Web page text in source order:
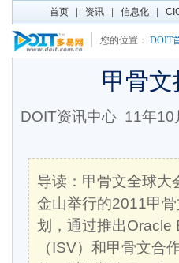
首页 资讯 信息化
您的位置： DOIT
甲骨文
DOIT资讯中心 11年10
导读：甲骨文全球
金山举行的2011甲
划，通过推出Oracle
（ISV）和甲骨文合